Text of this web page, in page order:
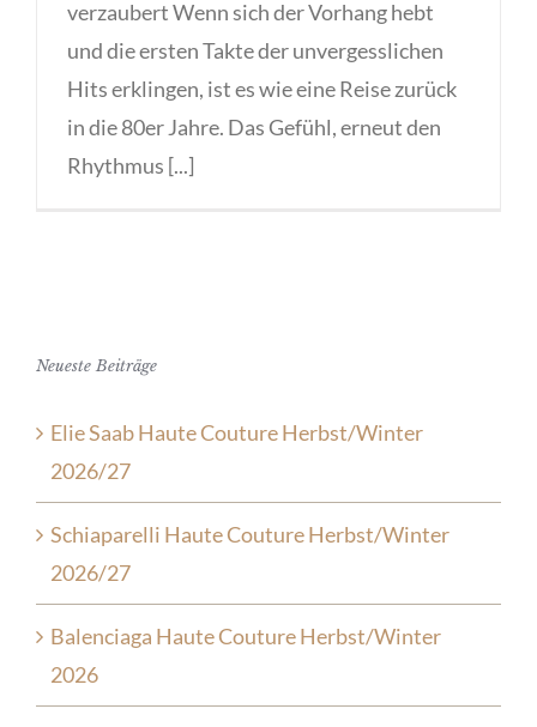
verzaubert Wenn sich der Vorhang hebt
und die ersten Takte der unvergesslichen
Hits erklingen, ist es wie eine Reise zurück
in die 80er Jahre. Das Gefühl, erneut den
Rhythmus [...]
Neueste Beiträge
Elie Saab Haute Couture Herbst/Winter
2026/27
Schiaparelli Haute Couture Herbst/Winter
2026/27
Balenciaga Haute Couture Herbst/Winter
2026